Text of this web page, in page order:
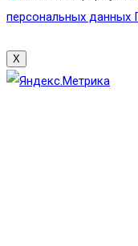
персональных
X